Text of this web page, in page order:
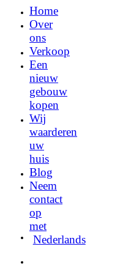
Home
Over
ons
Verkoop
Een
nieuw
gebouw
kopen
Wij
waarderen
uw
huis
Blog
Neem
contact
op
met
Nederlands